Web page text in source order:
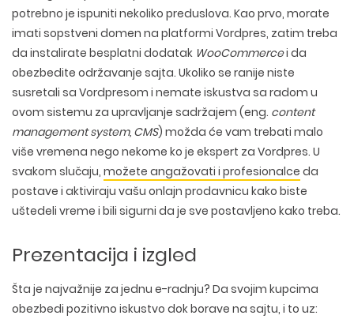
potrebno je ispuniti nekoliko preduslova. Kao prvo, morate
imati sopstveni domen na platformi Vordpres, zatim treba
da instalirate besplatni dodatak WooCommercei da
obezbedite održavanje sajta. Ukoliko se ranije niste
susretali sa Vordpresom i nemate iskustva sa radom u
ovom sistemu za upravljanje sadržajem (eng. content
management system, CMS) možda će vam trebati malo
više vremena nego nekome ko je ekspert za Vordpres. U
svakom slučaju, možete angažovati i profesionalce da
postave i aktiviraju vašu onlajn prodavnicu kako biste
uštedeli vreme i bili sigurni da je sve postavljeno kako treba.
Prezentacija i izgled
Šta je najvažnije za jednu e-radnju? Da svojim kupcima
obezbedi pozitivno iskustvo dok borave na sajtu, i to uz: